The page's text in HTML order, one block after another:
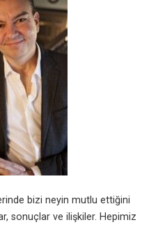
bizi neyin mutlu ettiğini
sonuçlar ve ilişkiler. Hepimiz